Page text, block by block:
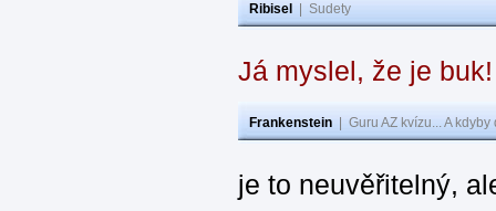
Ribisel Sudety
Já myslel, že je
Frankenstein Guru AZ kvízu... A
je to neuvěřitelný,